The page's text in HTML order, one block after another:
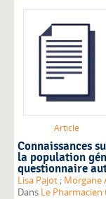
Article
Connaissances
la population
questionnaire
Lisa Pajot ; Morgane
Dans Le Pharmacien